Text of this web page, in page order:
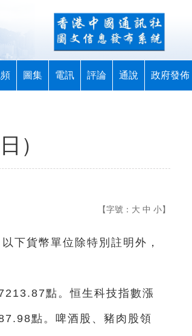
圖集 電訊 評論 通說 政府發佈
）
【字號： 大 中 小】
下貨幣單位除特別註明外，
點。恒生科技指數漲
點。啤酒股、豬肉股領